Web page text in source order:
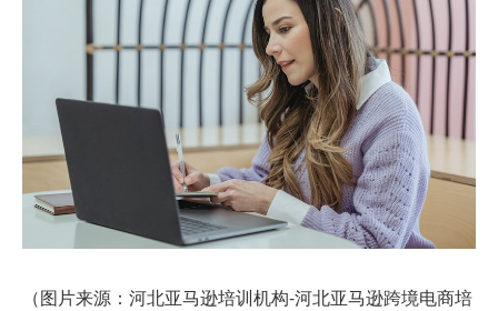
（图片来源：河北亚马逊培训机构-河北亚马逊跨境电商培